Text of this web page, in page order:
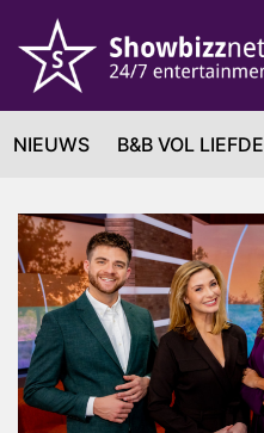
NIEUWS B&B VOL LIEFDE